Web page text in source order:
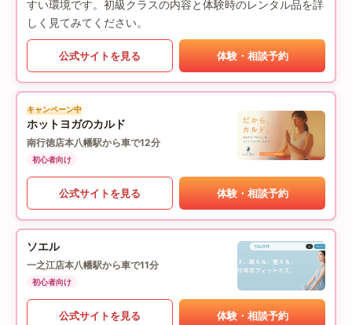
すい環境です。初級クラスの内容と体験時のレンタル品を詳
しく見てみてください。
公式サイトを見る 体験・相談予約
キャンペーン中
ホットヨガのカルド
南行徳店本八幡駅から車で12分
初心者向け
公式サイトを見る 体験・相談予約
ソエル
一之江店本八幡駅から車で11分
初心者向け
公式サイトを見る 体験・相談予約